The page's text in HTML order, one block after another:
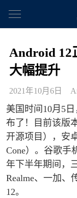
Android 12
大幅提升
2021年10月6日
美国时间10月5
布了！目前该版
开源项目），安
Cone）。谷歌手
年下半年期间，
Realme、一加、
12。